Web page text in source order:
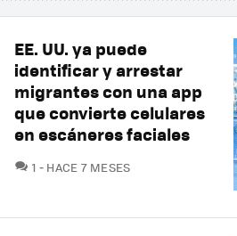
EE. UU. ya puede
identificar y arrestar
migrantes con una app
que convierte celulares
en escáneres faciales
1 COMENTARIOS
HACE 7 MESES